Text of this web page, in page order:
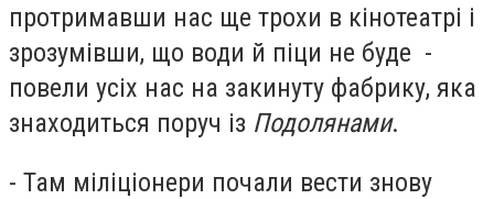
протримавши нас ще трохи в кінотеатрі і
зрозумівши, що води й піци не буде -
повели усіх нас на закинуту фабрику, яка
знаходиться поруч із Подолянами.
- Там міліціонери почали вести знову